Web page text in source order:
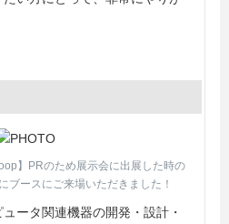
】PRのため展示会に出展した時の
ブースにご来場いただきました！
ータ関連機器の開発・設計・